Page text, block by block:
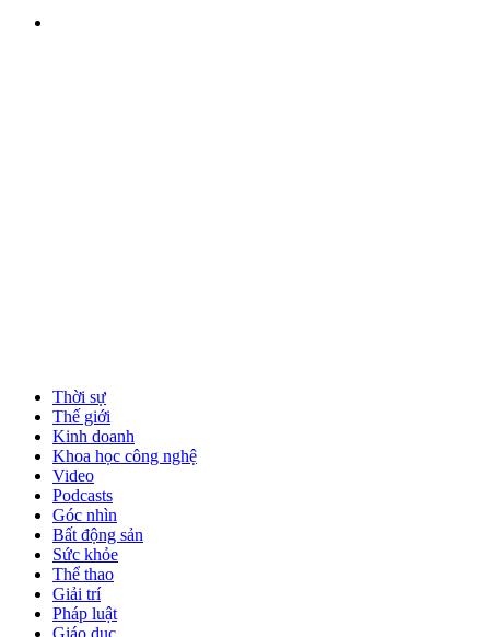
Thời sự
Thế giới
Kinh doanh
Khoa học công nghệ
Video
Podcasts
Góc nhìn
Bất động sản
Sức khỏe
Thể thao
Giải trí
Pháp luật
Giáo dục